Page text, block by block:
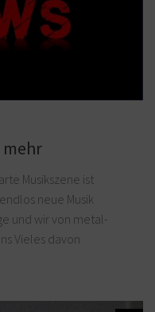
mehr
Musikszene ist
neue Musik
und wir von metal-
Vieles davon